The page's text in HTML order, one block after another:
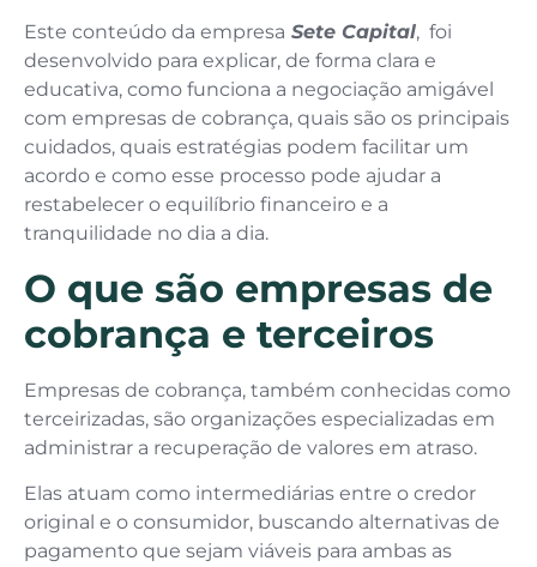
Este conteúdo da empresa Sete Capital, foi
desenvolvido para explicar, de forma clara e
educativa, como funciona a negociação amigável
com empresas de cobrança, quais são os principais
cuidados, quais estratégias podem facilitar um
acordo e como esse processo pode ajudar a
restabelecer o equilíbrio financeiro e a
tranquilidade no dia a dia.
O que são empresas de
cobrança e terceiros
Empresas de cobrança, também conhecidas como
terceirizadas, são organizações especializadas em
administrar a recuperação de valores em atraso.
Elas atuam como intermediárias entre o credor
original e o consumidor, buscando alternativas de
pagamento que sejam viáveis para ambas as